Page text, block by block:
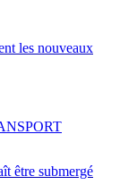
les nouveaux
être submergé